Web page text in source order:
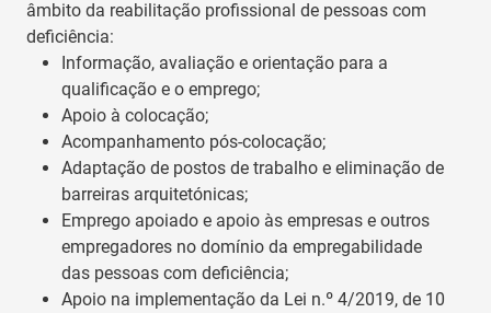
âmbito da reabilitação profissional de pessoas com
deficiência:
Informação, avaliação e orientação para a
qualificação e o emprego;
Apoio à colocação;
Acompanhamento pós-colocação;
Adaptação de postos de trabalho e eliminação de
barreiras arquitetónicas;
Emprego apoiado e apoio às empresas e outros
empregadores no domínio da empregabilidade
das pessoas com deficiência;
Apoio na implementação da Lei n.º 4/2019, de 10